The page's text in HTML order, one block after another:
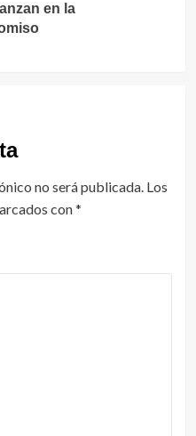
en la
no será publicada. Los
con*